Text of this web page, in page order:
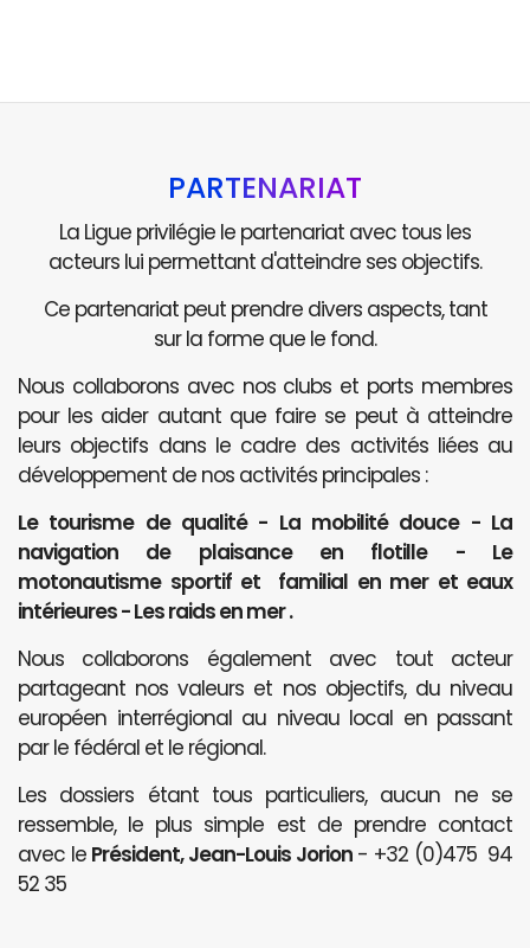
PARTENARIAT
La Ligue privilégie le partenariat avec tous les
acteurs lui permettant d'atteindre ses objectifs.
Ce partenariat peut prendre divers aspects, tant
sur la forme que le fond.
Nous collaborons avec nos clubs et ports membres
pour les aider autant que faire se peut à atteindre
leurs objectifs dans le cadre des activités liées au
développement de nos activités principales :
Le tourisme de qualité - La mobilité douce - La
navigation de plaisance en flotille - Le
motonautisme sportif et familial en mer et eaux
intérieures - Les raids en mer .
Nous collaborons également avec tout acteur
partageant nos valeurs et nos objectifs, du niveau
européen interrégional au niveau local en passant
par le fédéral et le régional.
Les dossiers étant tous particuliers, aucun ne se
ressemble, le plus simple est de prendre contact
avec le Président, Jean-Louis Jorion- +32 (0)475 94
52 35